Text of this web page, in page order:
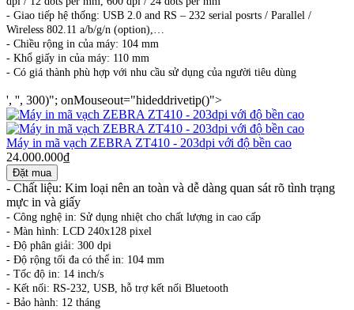
- Giao tiếp hệ thống: USB 2.0 and RS – 232 serial posrts / Parallel /
Wireless 802.11 a/b/g/n (option),…
- Chiều rộng in của máy: 104 mm
- Khổ giấy in của máy: 110 mm
- Có giá thành phù hợp với nhu cầu sử dụng của người tiêu dùng
', '', 300)"; onMouseout="hideddrivetip()">
Máy in mã vạch ZEBRA ZT410 - 203dpi với độ bền cao
24.000.000₫
- Chất liệu: Kim loại nên an toàn và dễ dàng quan sát rõ tình trạng
mực in và giấy
- Công nghệ in: Sử dụng nhiệt cho chất lượng in cao cấp
- Màn hình: LCD 240x128 pixel
- Độ phân giải: 300 dpi
- Độ rộng tối đa có thể in: 104 mm
- Tốc độ in: 14 inch/s
- Kết nối: RS-232, USB, hỗ trợ kết nối Bluetooth
- Bảo hành: 12 tháng